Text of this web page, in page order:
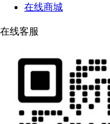
在线商城
在线客服